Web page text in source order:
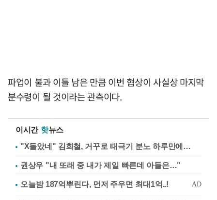
파업이 불과 이틀 남은 만큼 이번 협상이 사실상 마지막
분수령이 될 것이라는 관측이다.
이시간 핫뉴스
"X돌았네" 김희철, 거꾸로 태극기 분노 하루만에…
권상우 "내 또래 중 내가 제일 빠른데 아들은…"